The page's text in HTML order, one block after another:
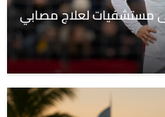
مستشفيات لعلاج مصابي